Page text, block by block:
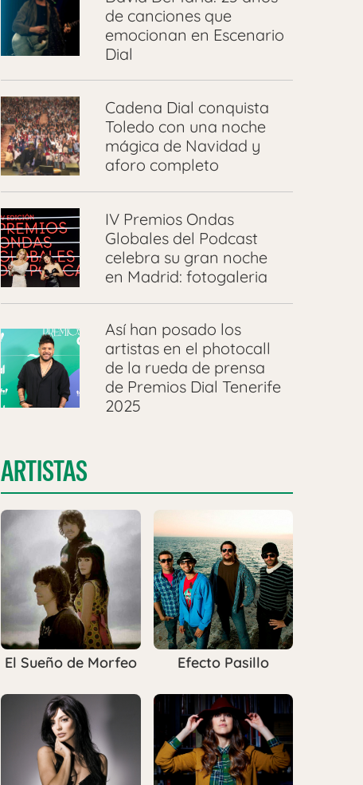
de canciones que
emocionan en Escenario
Dial
Cadena Dial conquista
Toledo con una noche
mágica de Navidad y
aforo completo
IV Premios Ondas
Globales del Podcast
celebra su gran noche
en Madrid: fotogaleria
Así han posado los
artistas en el photocall
de la rueda de prensa
de Premios Dial Tenerife
2025
ARTISTAS
El Sueño de Morfeo Efecto Pasillo